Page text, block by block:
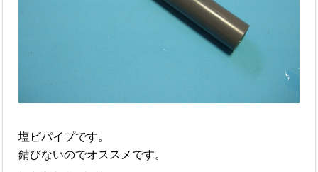
塩ビパイプです。
錆びないのでオススメです。